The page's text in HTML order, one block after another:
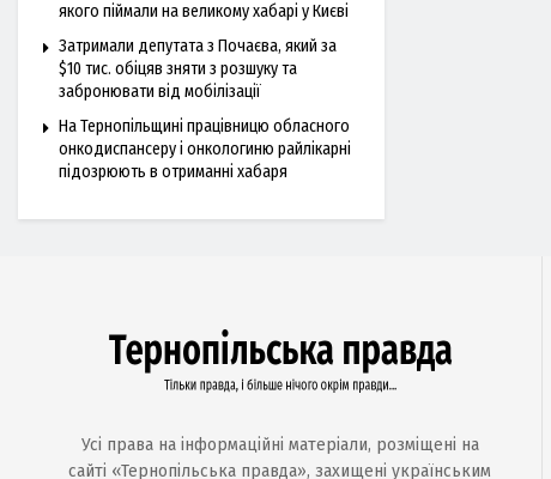
якого піймали на великому хабарі у Києві
Затримали депутата з Почаєва, який за
$10 тис. обіцяв зняти з розшуку та
забронювати від мобілізації
На Тернопільщині працівницю обласного
онкодиспансеру і онкологиню райлікарні
підозрюють в отриманні хабаря
Усі права на інформаційні матеріали, розміщені на
сайті «Тернопільська правда», захищені українським